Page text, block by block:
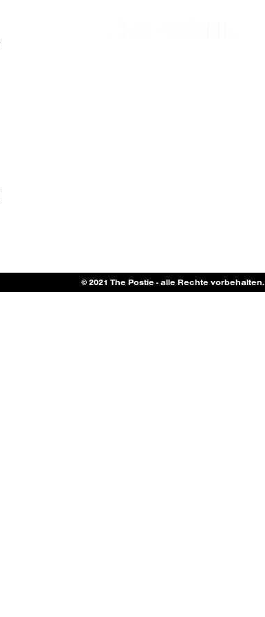
© 2021 The Postie - alle Rechte vorbehalten.